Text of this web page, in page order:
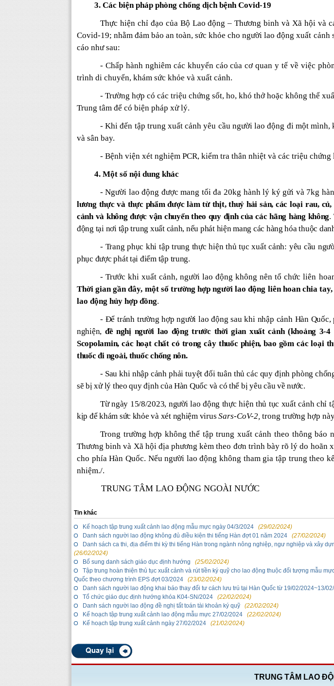
3. Các biện pháp phòng chống dịch bệnh Covid-19
Thực hiện chỉ đạo của Bộ Lao động – Thương binh và Xã hội và
Covid-19; nhằm đảm bảo an toàn, sức khỏe cho người lao động xuất
cáo như sau:
- Chấp hành nghiêm các khuyến cáo của cơ quan y tế về việc
trình di chuyển, khám sức khỏe và xuất cảnh.
- Trường hợp có các triệu chứng sốt, ho, khó thở hoặc không thể
Trung tâm để có biện pháp xử lý.
- Khi đến tập trung xuất cảnh yêu cầu người lao động đi một
và sân bay.
- Bệnh viện xét nghiệm PCR, kiểm tra thân nhiệt và các triệu
4. Một số nội dung khác
-Người lao động được mang tối đa 20kg hành lý ký gửi và 7kg
lương thực và thực phẩm được làm từ thịt, thuỷ hải sản, các loại rau,
cảnh và không được vận chuyển theo quy định của các hãng hàng không.
động tại nơi tập trung xuất cảnh, nếu phát hiện mang các hàng hóa thuộc
- Trang phục khi tập trung thực hiện thủ tục xuất cảnh: yêu cầu
phục được phát tại điểm tập trung.
-Trước khi xuất cảnh, người lao động không nên tổ chức liên
Thời gian gần đây, một số trường hợp người lao động liên hoan chia
lao động hủy hợp đồng.
- Để tránh trường hợp người lao động sau khi nhập cảnh Hàn
nghiện, đề nghị người lao động trước thời gian xuất cảnh (khoảng 3-
Scopolamin, các hoạt chất có trong cây thuốc phiện, bao gồm các loại
thuốc đi ngoài, thuốc chống nôn.
- Sau khi nhập cảnh phải tuyệt đối tuân thủ các quy định phòng
sẽ bị xử lý theo quy định của Hàn Quốc và có thể bị yêu cầu về nước.
Từ ngày 15/8/2023, người lao động thực hiện thủ tục xuất cảnh chỉ
kịp để khám sức khỏe và xét nghiệm virusSars-CoV-2,trong trường hợp
Trong trường hợp không thể tập trung xuất cảnh theo thông
Thương binh và Xã hội địa phương kèm theo đơn trình bày rõ lý do hoãn
cho phía Hàn Quốc. Nếu người lao động không tham gia tập trung theo
nhiệm./.
TRUNG TÂM LAO ĐỘNG NGOÀI NƯỚC
Tin khác
Kế hoạch tập trung xuất cảnh lao động mẫu mực ngày 04/3/2024
(29/02/2024)
Danh sách người lao động không đủ điều kiện thi tiếng Hàn đợt 01 năm 2024
(27/02/2024)
Danh sách ca thi, địa điểm thi kỳ thi tiếng Hàn trong ngành nông nghiệp, ngư nghiệp và xây
(26/02/2024)
Bổ sung danh sách giáo dục định hướng
(25/02/2024)
Tập trung hoàn thiện thủ tục xuất cảnh và rút tiền ký quỹ cho lao động thuộc đối tượng mẫu
Quốc theo chương trình EPS đợt 03/2024
(23/02/2024)
Danh sách người lao động khai báo thay đổi tư cách lưu trú tại Hàn Quốc từ 19/02/2024~13/
Tổ chức giáo dục định hướng khóa K04-SN/2024
(22/02/2024)
Danh sách người lao động đề nghị tất toán tài khoản ký quỹ
(22/02/2024)
Kế hoạch tập trung xuất cảnh lao động mẫu mực 27/02/2024
(22/02/2024)
Kế hoạch tập trung xuất cảnh ngày 27/02/2024
(21/02/2024)
TRUNG TÂM LAO